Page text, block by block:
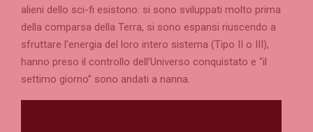
alieni dello sci-fi esistono: si sono sviluppati molto prima
della comparsa della Terra, si sono espansi riuscendo a
sfruttare l’energia del loro intero sistema (Tipo II o III),
hanno preso il controllo dell’Universo conquistato e “il
settimo giorno” sono andati a nanna.